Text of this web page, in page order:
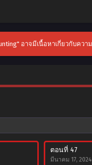
อาจมีเนื้อหาเกี่ยวกับคว
ตอนที่ 47
มีนาคม 17, 2024